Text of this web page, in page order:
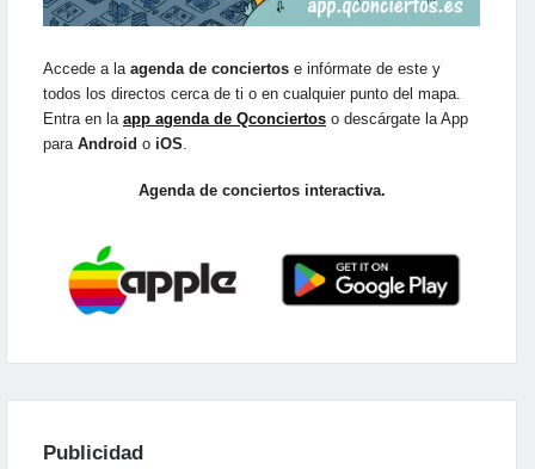
Accede a la agenda de conciertos e infórmate de este y
todos los directos cerca de ti o en cualquier punto del mapa.
Entra en la app agenda de Qconciertos o descárgate la App
para Android o iOS.
Agenda de conciertos interactiva.
Publicidad